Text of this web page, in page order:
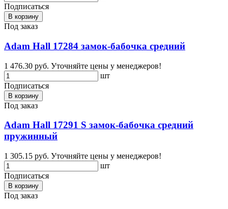
Подписаться
В корзину
Под заказ
Adam Hall 17284 замок-бабочка средний
1 476.30 руб. Уточняйте цены у менеджеров!
шт
Подписаться
В корзину
Под заказ
Adam Hall 17291 S замок-бабочка средний
пружинный
1 305.15 руб. Уточняйте цены у менеджеров!
шт
Подписаться
В корзину
Под заказ